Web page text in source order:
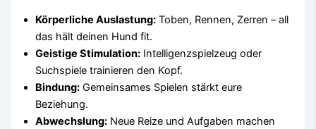
Körperliche Auslastung: Toben, Rennen, Zerren – all
das hält deinen Hund fit.
Geistige Stimulation: Intelligenzspielzeug oder
Suchspiele trainieren den Kopf.
Bindung: Gemeinsames Spielen stärkt eure
Beziehung.
Abwechslung: Neue Reize und Aufgaben machen